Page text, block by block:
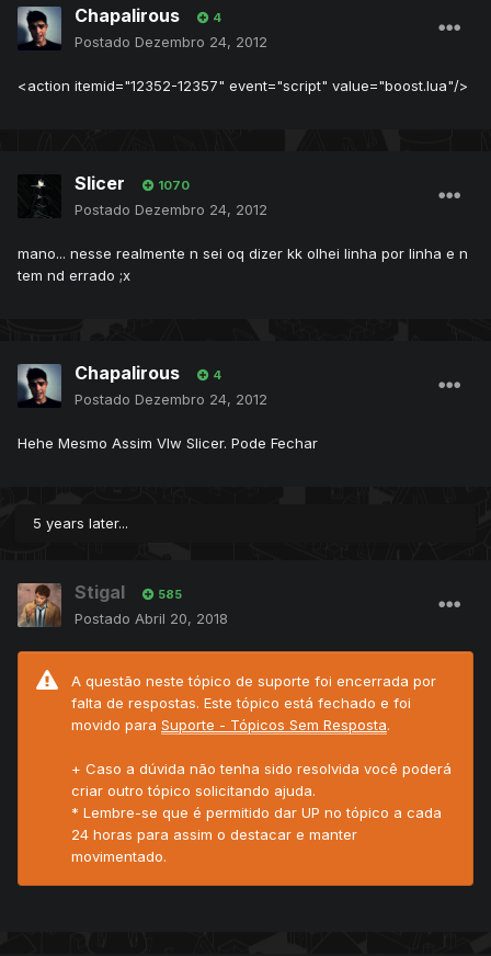
Chapalirous 4
Postado Dezembro 24, 2012
<action itemid="12352-12357" event="script" value="boost.lua"/>
Slicer 1070
Postado Dezembro 24, 2012
mano... nesse realmente n sei oq dizer kk olhei linha por linha e n
tem nd errado ;x
Chapalirous 4
Postado Dezembro 24, 2012
Hehe Mesmo Assim Vlw Slicer. Pode Fechar
5 years later...
Stigal 585
Postado Abril 20, 2018
A questão neste tópico de suporte foi encerrada por
falta de respostas. Este tópico está fechado e foi
movido para Suporte - Tópicos Sem Resposta.
+ Caso a dúvida não tenha sido resolvida você poderá
criar outro tópico solicitando ajuda.
* Lembre-se que é permitido dar UP no tópico a cada
24 horas para assim o destacar e manter
movimentado.